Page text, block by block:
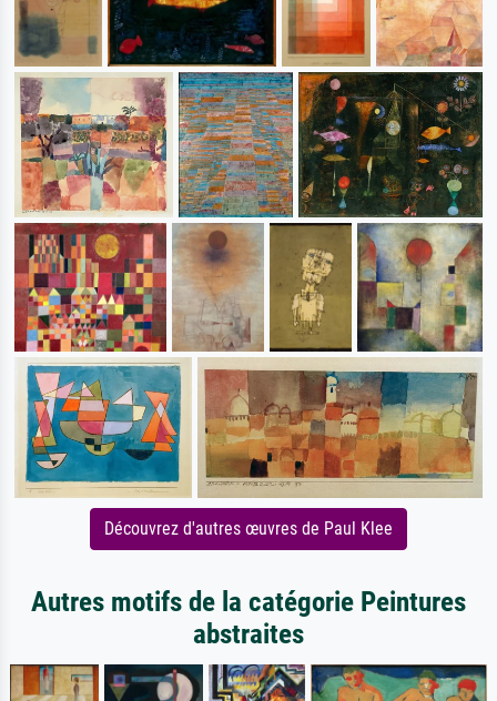
Découvrez d'autres œuvres de Paul Klee
Autres motifs de la catégorie Peintures
abstraites